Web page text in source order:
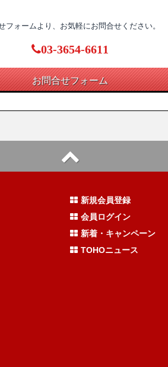
ォームより、お気軽にお問合せください。
03-3654-6611
お問合せフォーム
新規会員登録
会員ログイン
新着・キャンペーン
TOHOニュース